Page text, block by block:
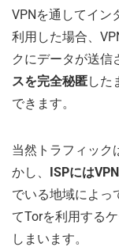
VPNを通してイン
利用した場合、
クにデータが送信
スを完全秘匿した
できます。
当然トラフィック
かし、 ISPには
でいる地域によっ
てTorを利用する
しまいます。